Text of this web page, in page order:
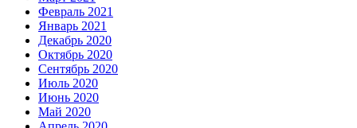
Февраль 2021
Январь 2021
Декабрь 2020
Октябрь 2020
Сентябрь 2020
Июль 2020
Июнь 2020
Май 2020